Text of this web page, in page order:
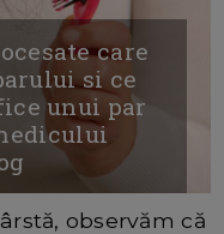
care
si ce
unui par
observăm că